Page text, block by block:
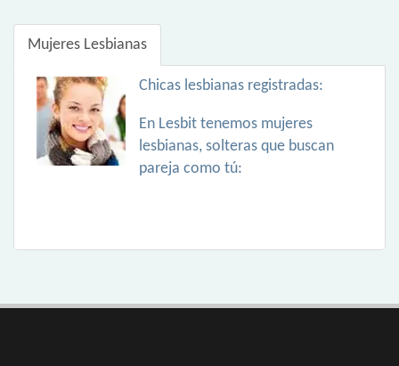
Mujeres Lesbianas
Chicas lesbianas registradas:
En Lesbit tenemos mujeres
lesbianas, solteras que buscan
pareja como tú: